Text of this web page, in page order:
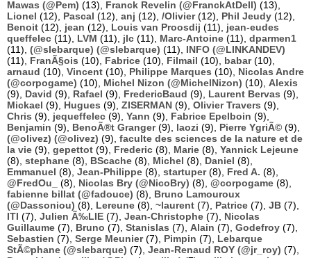
Mawas (@Pem) (13), Franck Revelin (@FranckAtDell) (13),
Lionel (12), Pascal (12), anj (12), /Olivier(12), Phil Jeudy (12),
Benoit (12), jean (12), Louis van Proosdij (11), jean-eudes
queffelec (11), LVM (11), jlc (11), Marc-Antoine (11), dparmen1
(11), (@slebarque) (@slebarque) (11), INFO (@LINKANDEV)
(11), FranÃ§ois (10), Fabrice (10), Filmail (10), babar(10),
arnaud (10), Vincent (10), Philippe Marques (10), Nicolas Andre
(@corpogame) (10), Michel Nizon (@MichelNizon) (10), Alexis
(9), David (9), Rafael (9), FredericBaud (9), Laurent Bervas (9),
Mickael (9), Hugues (9), ZISERMAN (9), Olivier Travers (9),
Chris (9), jequeffelec (9), Yann (9), Fabrice Epelboin (9),
Benjamin (9), BenoÃ®t Granger(9), laozi (9), Pierre YgriÃ© (9),
(@olivez) (@olivez) (9), faculte des sciences de la nature et de
la vie (9), gepettot (9), Frederic (8), Marie (8), Yannick Lejeune
(8), stephane (8), BScache (8), Michel (8), Daniel (8),
Emmanuel (8), Jean-Philippe (8), startuper(8), Fred A. (8),
@FredOu_
(8), Nicolas Bry (@NicoBry) (8), @corpogame (8),
fabienne billat (@fadouce) (8), Bruno Lamouroux
(@Dassoniou) (8), Lereune (8), ~laurent (7), Patrice (7), JB (7),
ITI (7), Julien Ã‰LIE (7), Jean-Christophe (7), Nicolas
Guillaume (7), Bruno (7), Stanislas (7), Alain (7), Godefroy (7),
Sebastien (7), Serge Meunier(7), Pimpin (7), Lebarque
StÃ©phane (@slebarque) (7), Jean-Renaud ROY (@jr_roy) (7),